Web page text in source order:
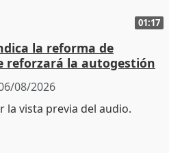
01:17
la reforma de
reforzará la autogestión
08/2026